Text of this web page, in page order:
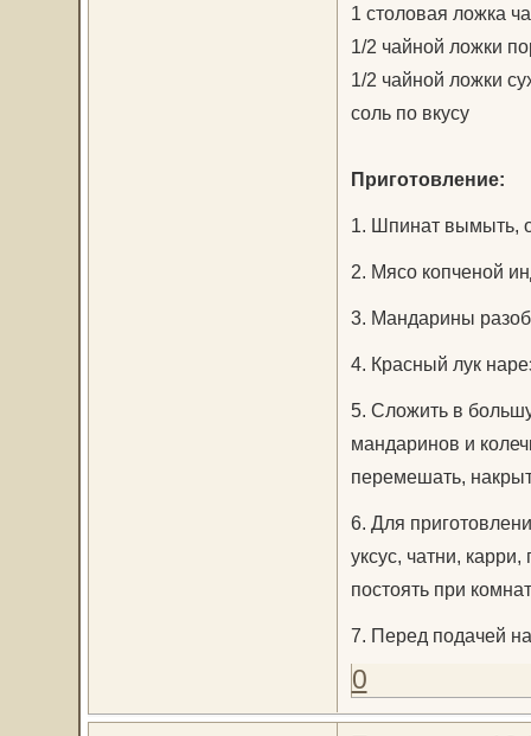
1 столовая ложка
1/2 чайной ложки
1/2 чайной ложки
соль по вкусу
Приготовление:
1. Шпинат вымыть,
2. Мясо копченой
3. Мандарины
4. Красный лук
5. Сложить в
мандаринов и
перемешать,
6. Для
уксус, чатни,
постоять при
7. Перед подачей
0